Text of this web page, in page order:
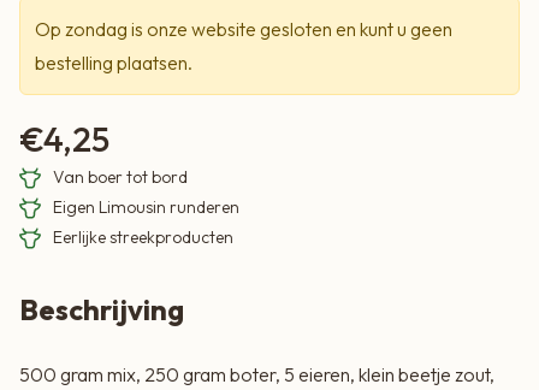
Op zondag is onze website gesloten en kunt u geen
bestelling plaatsen.
€4,25
Van boer tot bord
Eigen Limousin runderen
Eerlijke streekproducten
Beschrijving
500 gram mix, 250 gram boter, 5 eieren, klein beetje zout,